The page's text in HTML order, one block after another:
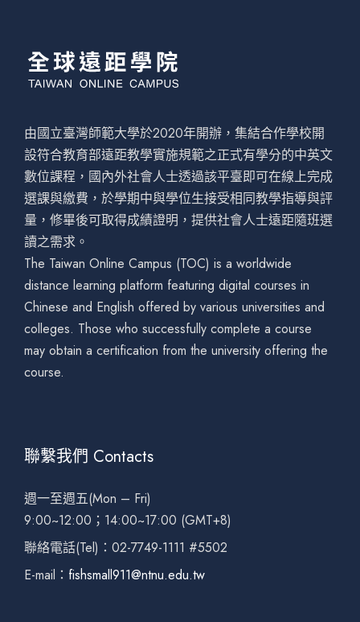
由國立臺灣師範大學於2020年開辦，集結合作學校開
設符合教育部遠距教學實施規範之正式有學分的中英文
數位課程，國內外社會人士透過該平臺即可在線上完成
選課與繳費，於學期中與學位生接受相同教學指導與評
量，修畢後可取得成績證明，提供社會人士遠距隨班選
讀之需求。
The Taiwan Online Campus (TOC) is a worldwide
distance learning platform featuring digital courses in
Chinese and English offered by various universities and
colleges. Those who successfully complete a course
may obtain a certification from the university offering the
course.
聯繫我們 Contacts
週一至週五(Mon – Fri)
9:00~12:00；14:00~17:00 (GMT+8)
聯絡電話(Tel)：02-7749-1111 #5502
E-mail： fishsmall911@ntnu.edu.tw